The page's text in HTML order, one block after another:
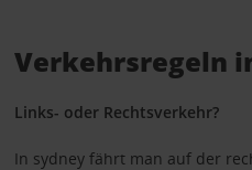
Verkehrsregeln
Links- oder Rechtsverkehr?
In sydney fährt man auf der